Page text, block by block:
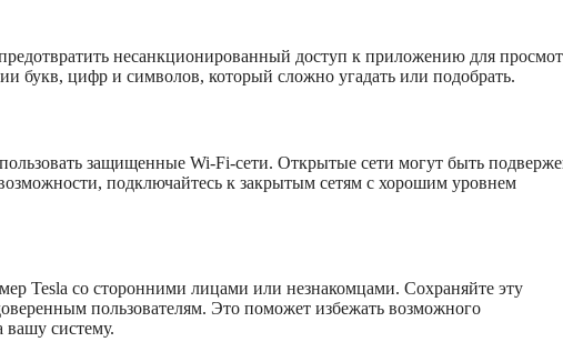
несанкционированный доступ к приложению для
букв, цифр и символов, который сложно угадать или подобрать.
защищенные Wi-Fi-сети. Открытые сети могут быть
подключайтесь к закрытым сетям с хорошим уровнем
Tesla со сторонними лицами или незнакомцами. Сохраняйте эту
пользователям. Это поможет избежать возможного
вашу систему.